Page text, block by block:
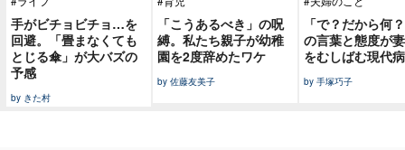
手がビチョビチョ…を
回避。「畳まなくても
とじる傘」が大バズの
予感
by きた村
「こうあるべき」の呪
縛。私たち親子が幼稚
園を2度辞めたワケ
by 佐藤友美子
「で？だから何
の言葉と態度が
をむしばむ現代病
by 手塚巧子